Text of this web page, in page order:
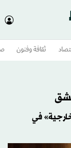
ثقافة وفنون
في